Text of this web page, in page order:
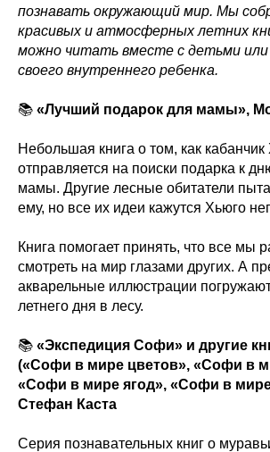
познавать окружающий мир. Мы
красивых и атмосферных летних
можно читать вместе с детьми
своего внутреннего ребенка.
📚 «Лучший подарок для мамы»,
Небольшая книга о том, как кабанчик
отправляется на поиски подарка к
мамы. Другие лесные обитатели
ему, но все их идеи кажутся Хьюго
Книга помогает принять, что все мы
смотреть на мир глазами других. А
акварельные иллюстрации
летнего дня в лесу.
📚 «Экспедиция Софи» и другие
(«Софи в мире цветов», «Софи в
«Софи в мире ягод», «Софи в
Стефан Каста
Серия познавательных книг о